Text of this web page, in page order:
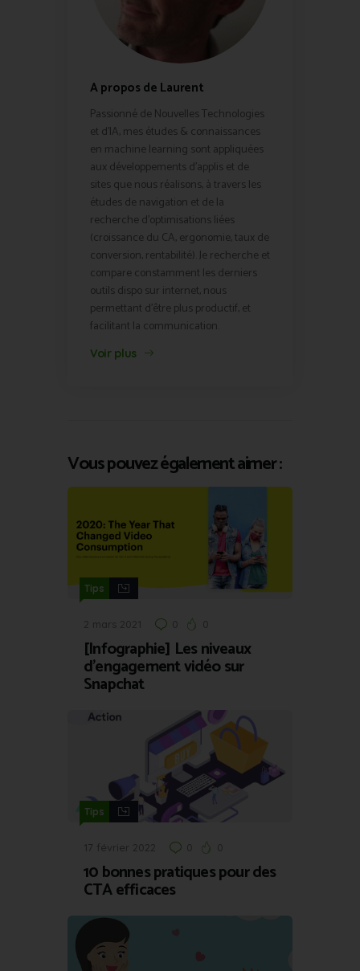
A propos de Laurent
Passionné de Nouvelles Technologies
et d'IA, mes études & connaissances
en machine learning sont appliquées
aux développements d'applis et de
sites que nous réalisons, à travers les
études de navigation et de la
recherche d'optimisations liées
(croissance du CA, ergonomie, taux de
conversion, rentabilité). Je recherche et
compare constamment les derniers
outils dispo sur internet, nous
permettant d'être plus productif, et
facilitant la communication.
Voir plus
Vous pouvez également aimer :
Tips
2 mars 2021 0 0
[Infographie] Les niveaux
d’engagement vidéo sur
Snapchat
Tips
17 février 2022 0 0
10 bonnes pratiques pour des
CTA efficaces